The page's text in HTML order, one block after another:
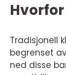
Tradisjonell
begrenset
ned disse